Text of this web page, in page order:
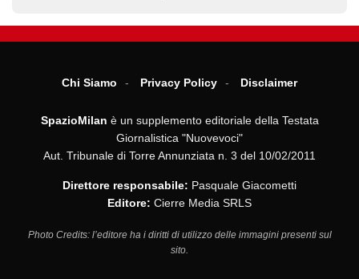
Chi Siamo Privacy Policy Disclaimer
SpazioMilan è un supplemento editoriale della Testata
Giornalistica "Nuovevoci"
Aut. Tribunale di Torre Annunziata n. 3 del 10/02/2011
Direttore responsabile: Pasquale Giacometti
Editore: Cierre Media SRLS
Photo Credits: l’editore ha i diritti di utilizzo delle immagini presenti sul
sito.